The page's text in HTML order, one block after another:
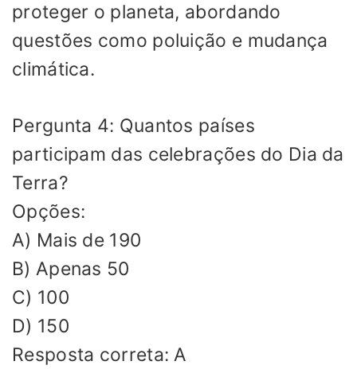
proteger o planeta, abordando
questões como poluição e mudança
climática.
Pergunta 4: Quantos países
participam das celebrações do Dia da
Terra?
Opções:
A) Mais de 190
B) Apenas 50
C) 100
D) 150
Resposta correta: A